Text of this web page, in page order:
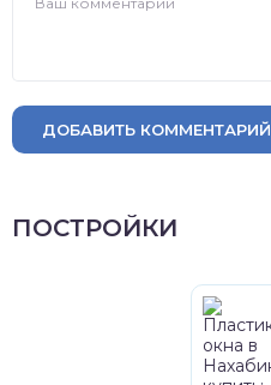
ДОБАВИТЬ КОММЕНТАРИЙ
ПОСТРОЙКИ